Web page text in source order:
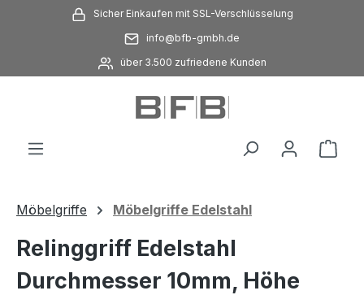
Zum Hauptinhalt springenSicher Einkaufen mit SSL-Verschlüsselung
info@bfb-gmbh.de
über 3.500 zufriedene Kunden
Möbelgriffe Möbelgriffe Edelstahl
Relinggriff Edelstahl
Durchmesser 10mm, Höhe